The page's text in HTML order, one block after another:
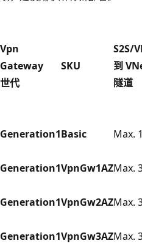
Vpn
Gateway
世代
SKU
S2S/
到
隧道
Generation1Basic Max.
Generation1VpnGw1AZMax.
Generation1VpnGw2AZMax.
Generation1VpnGw3AZMax.